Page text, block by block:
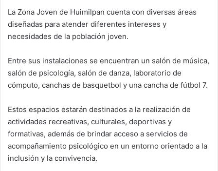
La Zona Joven de Huimilpan cuenta con diversas áreas
diseñadas para atender diferentes intereses y
necesidades de la población joven.
Entre sus instalaciones se encuentran un salón de música,
salón de psicología, salón de danza, laboratorio de
cómputo, canchas de basquetbol y una cancha de fútbol 7.
Estos espacios estarán destinados a la realización de
actividades recreativas, culturales, deportivas y
formativas, además de brindar acceso a servicios de
acompañamiento psicológico en un entorno orientado a la
inclusión y la convivencia.